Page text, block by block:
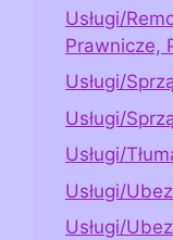
Usługi/
Prawnicze,
Usługi/
Usługi/
Usługi/
Usługi/
Usługi/